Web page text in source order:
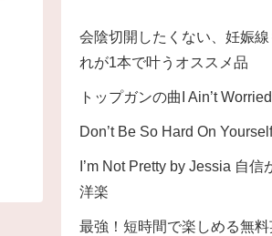
会陰切開したくない、妊娠
れが1本で叶うオススメ品
トップガンの曲I Ain’t
Don’t Be So Hard On
I’m Not Pretty by Jessia 自
洋楽
最強！短時間で楽しめる無料